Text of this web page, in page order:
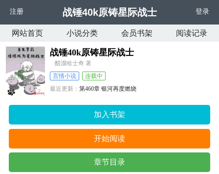
注册 战锤40k原铸星际战士 登录
网站首页 小说分类 会员书架 阅读记录
战锤40k原铸星际战士
醋溜哈士奇 著
言情小说
连载中
最近更新：第460章 银河再度燃烧
加入书架
开始阅读
章节目录